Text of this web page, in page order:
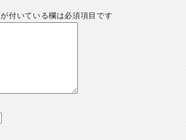
が付いている欄は必須項目です